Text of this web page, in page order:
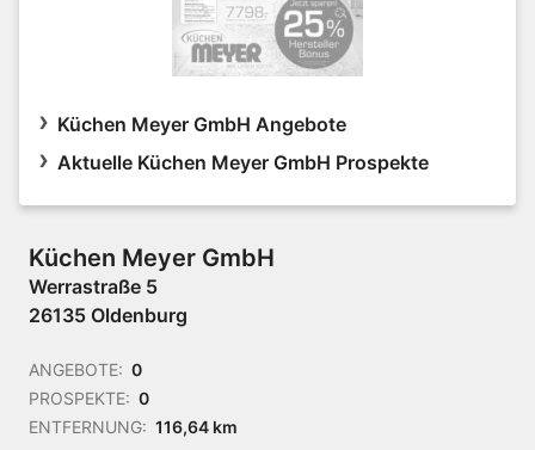
Küchen Meyer GmbH Angebote
Aktuelle Küchen Meyer GmbH Prospekte
Küchen Meyer GmbH
Werrastraße 5
26135 Oldenburg
ANGEBOTE: 0
PROSPEKTE: 0
ENTFERNUNG: 116,64 km